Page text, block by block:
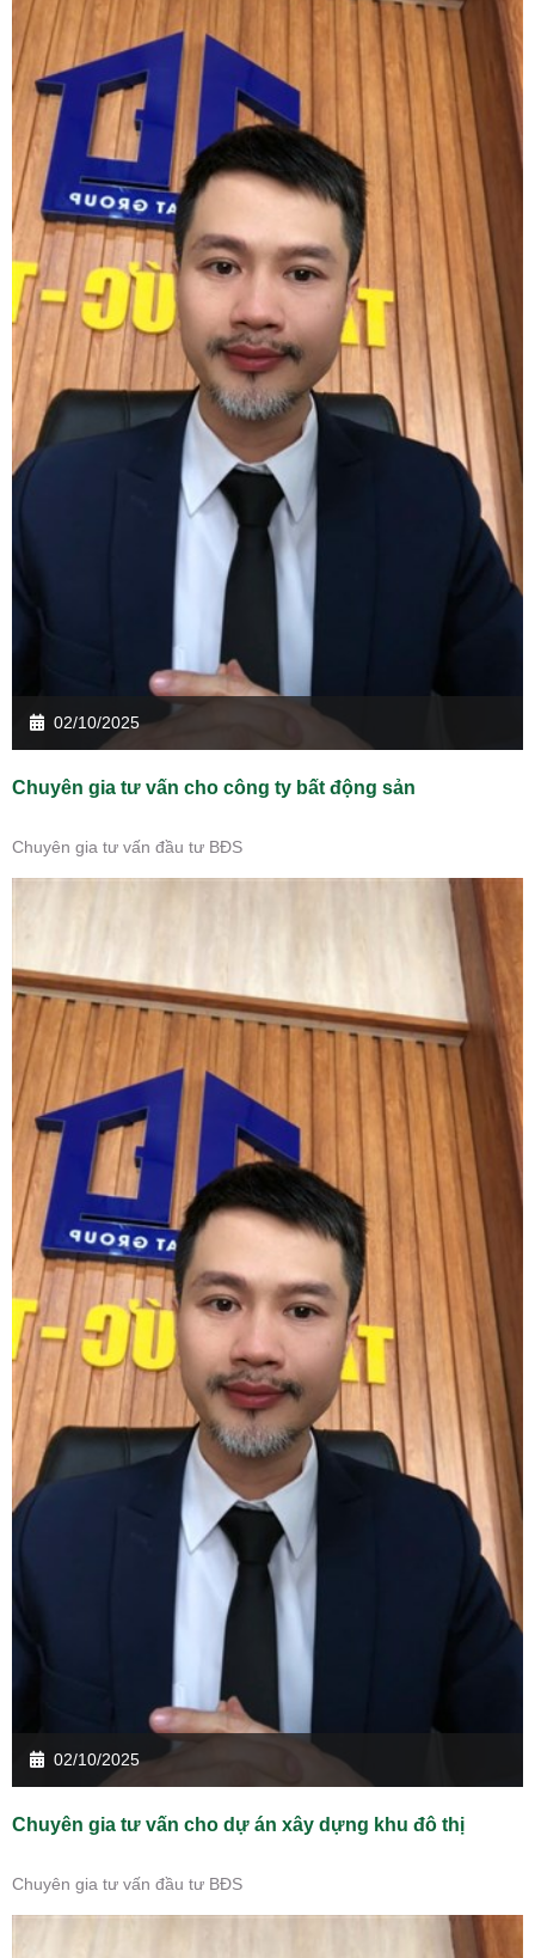
02/10/2025
Chuyên gia tư vấn cho công ty bất động sản
Chuyên gia tư vấn đầu tư BĐS
02/10/2025
Chuyên gia tư vấn cho dự án xây dựng khu đô thị
Chuyên gia tư vấn đầu tư BĐS